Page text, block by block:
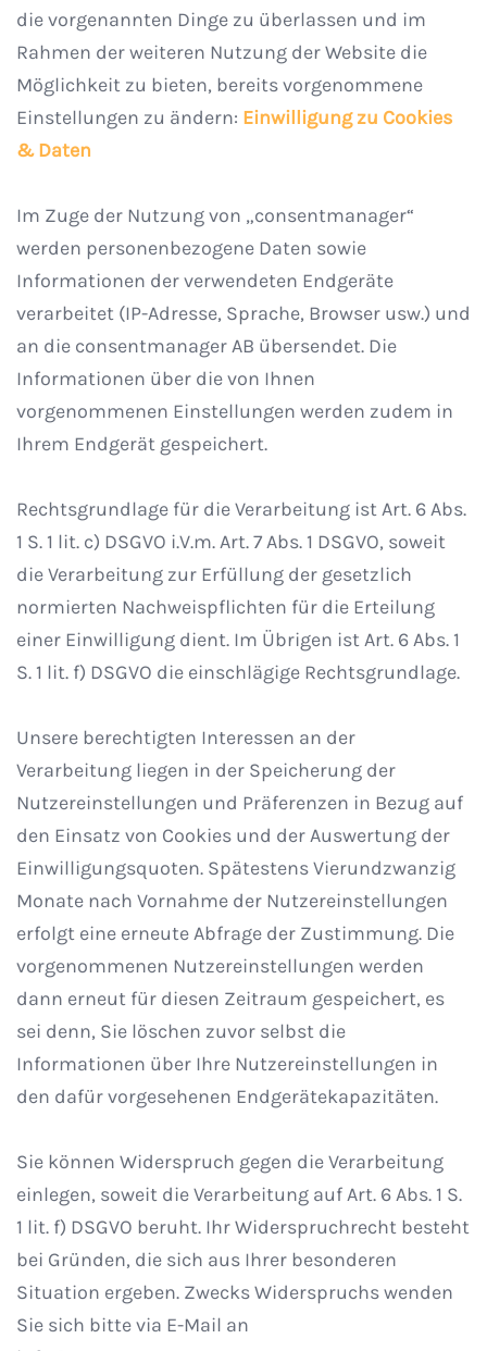
die vorgenannten Dinge zu überlassen und im
Rahmen der weiteren Nutzung der Website die
Möglichkeit zu bieten, bereits vorgenommene
Einstellungen zu ändern: Einwilligung zu Cookies
& Daten
Im Zuge der Nutzung von „consentmanager“
werden personenbezogene Daten sowie
Informationen der verwendeten Endgeräte
verarbeitet (IP-Adresse, Sprache, Browser usw.) und
an die consentmanager AB übersendet. Die
Informationen über die von Ihnen
vorgenommenen Einstellungen werden zudem in
Ihrem Endgerät gespeichert.
Rechtsgrundlage für die Verarbeitung ist Art. 6 Abs.
1 S. 1 lit. c) DSGVO i.V.m. Art. 7 Abs. 1 DSGVO, soweit
die Verarbeitung zur Erfüllung der gesetzlich
normierten Nachweispflichten für die Erteilung
einer Einwilligung dient. Im Übrigen ist Art. 6 Abs. 1
S. 1 lit. f) DSGVO die einschlägige Rechtsgrundlage.
Unsere berechtigten Interessen an der
Verarbeitung liegen in der Speicherung der
Nutzereinstellungen und Präferenzen in Bezug auf
den Einsatz von Cookies und der Auswertung der
Einwilligungsquoten. Spätestens Vierundzwanzig
Monate nach Vornahme der Nutzereinstellungen
erfolgt eine erneute Abfrage der Zustimmung. Die
vorgenommenen Nutzereinstellungen werden
dann erneut für diesen Zeitraum gespeichert, es
sei denn, Sie löschen zuvor selbst die
Informationen über Ihre Nutzereinstellungen in
den dafür vorgesehenen Endgerätekapazitäten.
Sie können Widerspruch gegen die Verarbeitung
einlegen, soweit die Verarbeitung auf Art. 6 Abs. 1 S.
1 lit. f) DSGVO beruht. Ihr Widerspruchrecht besteht
bei Gründen, die sich aus Ihrer besonderen
Situation ergeben. Zwecks Widerspruchs wenden
Sie sich bitte via E-Mail an